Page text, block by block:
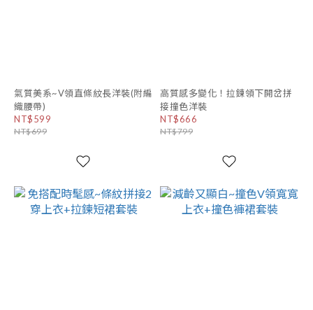
氣質美系~V領直條紋長洋裝(附編
織腰帶)
NT$599
NT$699
高質感多變化！拉鍊領下開岔拼
接撞色洋裝
NT$666
NT$799